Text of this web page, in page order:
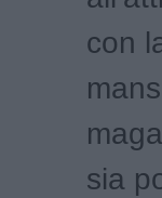
con
sia